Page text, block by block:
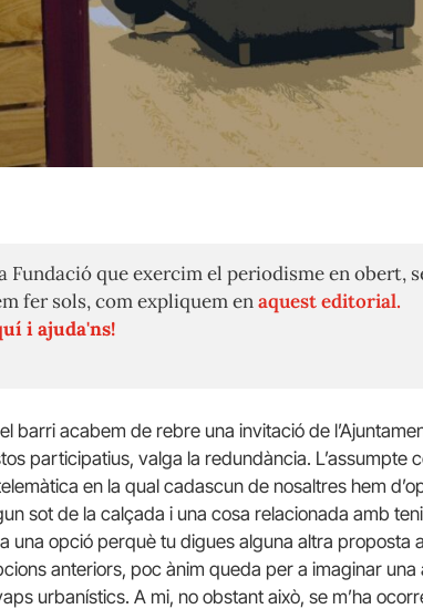
Fundació que exercim el periodisme en obert,
fer sols, com expliquem enaquest editorial.
i ajuda'ns!
barri acabem de rebre una invitació de
participatius, valga la redundància. L’assumpte
en la qual cadascun de nosaltres hem
sot de la calçada i una cosa relacionada amb
una opció perquè tu digues alguna altra proposta
anteriors, poc ànim queda per a imaginar
urbanístics. A mi, no obstant això, se m’ha